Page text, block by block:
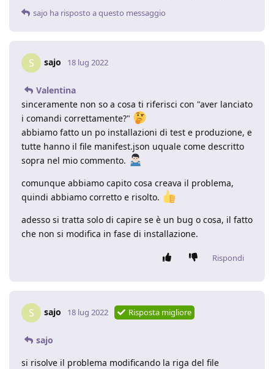
sajo ha risposto a questo messaggio
S sajo 18 lug 2022
Valentina
sinceramente non so a cosa ti riferisci con "aver lanciato
i comandi correttamente?"
abbiamo fatto un po installazioni di test e produzione, e
tutte hanno il file manifest.json uquale come descritto
sopra nel mio commento.
comunque abbiamo capito cosa creava il problema,
quindi abbiamo corretto e risolto.
adesso si tratta solo di capire se è un bug o cosa, il fatto
che non si modifica in fase di installazione.
Rispondi
S sajo 18 lug 2022 Risposta migliore
sajo
si risolve il problema modificando la riga del file